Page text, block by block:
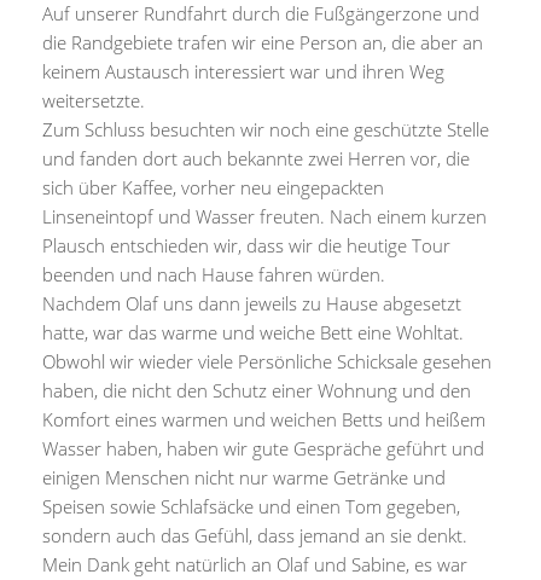
Auf unserer Rundfahrt durch die Fußgängerzone und
die Randgebiete trafen wir eine Person an, die aber an
keinem Austausch interessiert war und ihren Weg
weitersetzte.
Zum Schluss besuchten wir noch eine geschützte Stelle
und fanden dort auch bekannte zwei Herren vor, die
sich über Kaffee, vorher neu eingepackten
Linseneintopf und Wasser freuten. Nach einem kurzen
Plausch entschieden wir, dass wir die heutige Tour
beenden und nach Hause fahren würden.
Nachdem Olaf uns dann jeweils zu Hause abgesetzt
hatte, war das warme und weiche Bett eine Wohltat.
Obwohl wir wieder viele Persönliche Schicksale gesehen
haben, die nicht den Schutz einer Wohnung und den
Komfort eines warmen und weichen Betts und heißem
Wasser haben, haben wir gute Gespräche geführt und
einigen Menschen nicht nur warme Getränke und
Speisen sowie Schlafsäcke und einen Tom gegeben,
sondern auch das Gefühl, dass jemand an sie denkt.
Mein Dank geht natürlich an Olaf und Sabine, es war